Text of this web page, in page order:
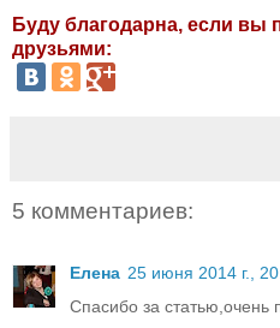
Буду благодарна, если вы
друзьями:
5 комментариев:
Елена 25 июня 2014 г.,
Спасибо за статью,очень